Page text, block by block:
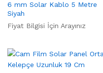
6 mm Solar Kablo 5 Metre
Siyah
Fiyat Bilgisi İçin Arayınız